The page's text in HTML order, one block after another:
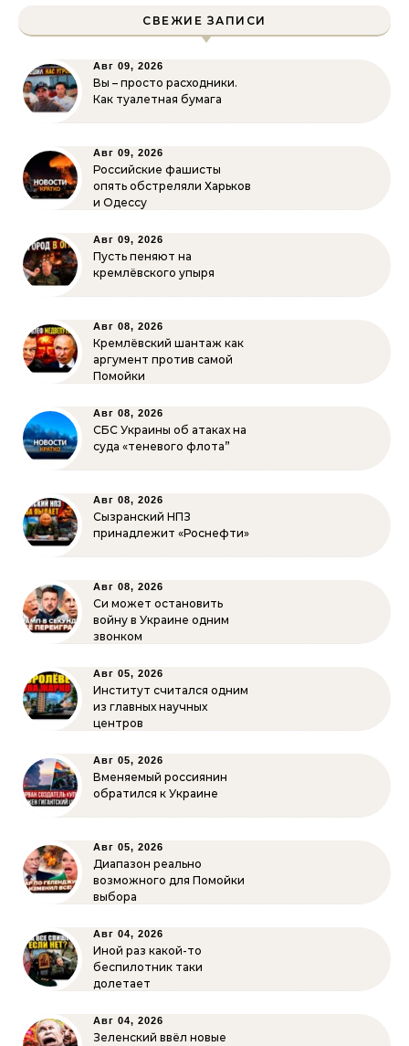
СВЕЖИЕ ЗАПИСИ
Авг 09, 2026
Вы – просто расходники.
Как туалетная бумага
Авг 09, 2026
Российские фашисты
опять обстреляли Харьков
и Одессу
Авг 09, 2026
Пусть пеняют на
кремлёвского упыря
Авг 08, 2026
Кремлёвский шантаж как
аргумент против самой
Помойки
Авг 08, 2026
СБС Украины об атаках на
суда «теневого флота”
Авг 08, 2026
Сызранский НПЗ
принадлежит «Роснефти»
Авг 08, 2026
Си может остановить
войну в Украине одним
звонком
Авг 05, 2026
Институт считался одним
из главных научных
центров
Авг 05, 2026
Вменяемый россиянин
обратился к Украине
Авг 05, 2026
Диапазон реально
возможного для Помойки
выбора
Авг 04, 2026
Иной раз какой-то
беспилотник таки
долетает
Авг 04, 2026
Зеленский ввёл новые